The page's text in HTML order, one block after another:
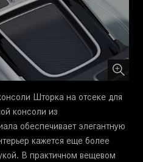
Шторка на отсеке для
консоли из
обеспечивает элегантную
кажется еще более
В практичном вещевом